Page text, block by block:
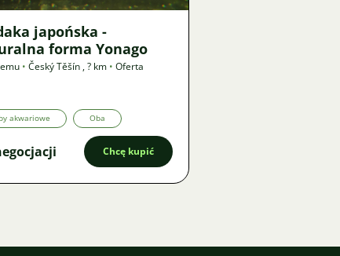
japońska -
forma Yonago
• Český Těšín ,? km • Oferta
akwariowe Oba
Chcę kupić